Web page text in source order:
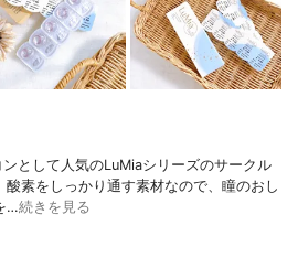
として人気のLuMiaシリーズのサークル
酸素をしっかり通す素材なので、瞳のおし
…続きを見る